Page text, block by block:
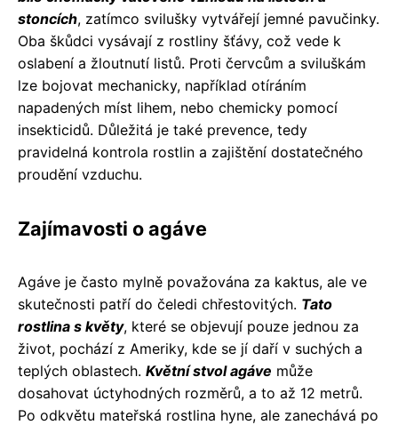
stoncích, zatímco svilušky vytvářejí jemné pavučinky.
Oba škůdci vysávají z rostliny šťávy, což vede k
oslabení a žloutnutí listů. Proti červcům a sviluškám
lze bojovat mechanicky, například otíráním
napadených míst lihem, nebo chemicky pomocí
insekticidů. Důležitá je také prevence, tedy
pravidelná kontrola rostlin a zajištění dostatečného
proudění vzduchu.
Zajímavosti o agáve
Agáve je často mylně považována za kaktus, ale ve
skutečnosti patří do čeledi chřestovitých. Tato
rostlina s květy, které se objevují pouze jednou za
život, pochází z Ameriky, kde se jí daří v suchých a
teplých oblastech. Květní stvol agáve může
dosahovat úctyhodných rozměrů, a to až 12 metrů.
Po odkvětu mateřská rostlina hyne, ale zanechává po